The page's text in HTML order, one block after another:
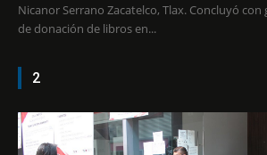
Nicanor Serrano Zacatelco, Tlax. Concluyó con gran éxito la campaña
de donación de libros en...
2